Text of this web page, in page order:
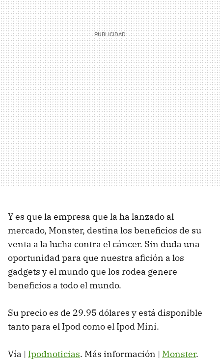
Y es que la empresa que la ha lanzado al
mercado, Monster, destina los beneficios de su
venta a la lucha contra el cáncer. Sin duda una
oportunidad para que nuestra afición a los
gadgets y el mundo que los rodea genere
beneficios a todo el mundo.
Su precio es de 29.95 dólares y está disponible
tanto para el Ipod como el Ipod Mini.
Vía | Ipodnoticias. Más información | Monster.